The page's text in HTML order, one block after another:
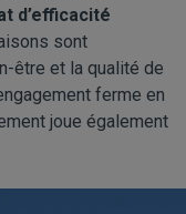
d’efficacité
sont
être et la qualité de
ferme en
joue également